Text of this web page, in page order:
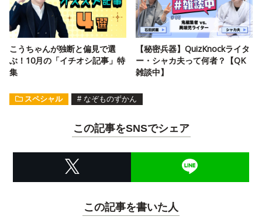
こうちゃんが独断と偏見で選
ぶ！10月の「イチオシ記事」特
集
【秘密兵器】QuizKnockライタ
ー・シャカ夫って何者？【QK
雑談中】
スペシャル # なぞものずかん
この記事をSNSでシェア
この記事を書いた人